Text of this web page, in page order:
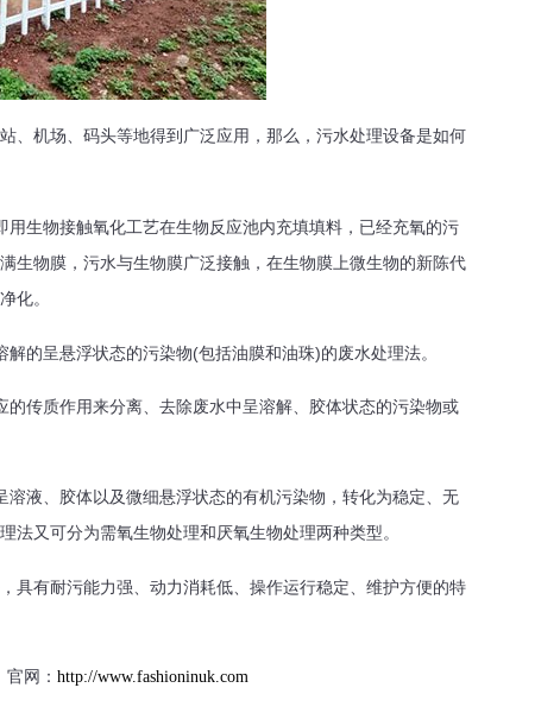
、机场、码头等地得到广泛应用，那么，污水处理设备是如何
生物接触氧化工艺在生物反应池内充填填料，已经充氧的污
生物膜，污水与生物膜广泛接触，在生物膜上微生物的新陈代
化。
呈悬浮状态的污染物(包括油膜和油珠)的废水处理法。
传质作用来分离、去除废水中呈溶解、胶体状态的污染物或
液、胶体以及微细悬浮状态的有机污染物，转化为稳定、无
法又可分为需氧生物处理和厌氧生物处理两种类型。
有耐污能力强、动力消耗低、操作运行稳定、维护方便的特
官网：http://www.fashioninuk.com